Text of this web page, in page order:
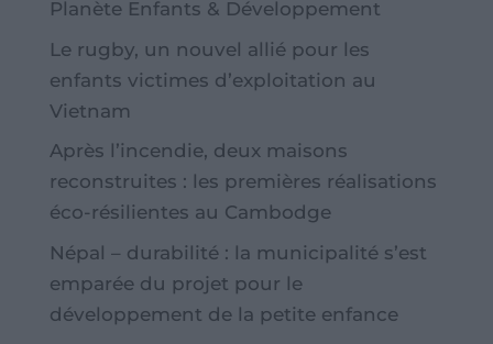
Planète Enfants & Développement
Le rugby, un nouvel allié pour les
enfants victimes d’exploitation au
Vietnam
Après l’incendie, deux maisons
reconstruites : les premières réalisations
éco-résilientes au Cambodge
Népal – durabilité : la municipalité s’est
emparée du projet pour le
développement de la petite enfance